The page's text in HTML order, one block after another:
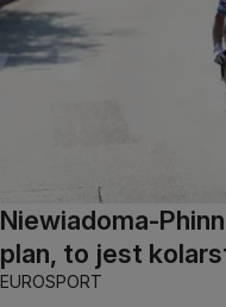
Niewiadoma-
plan, to jest
EUROSPORT